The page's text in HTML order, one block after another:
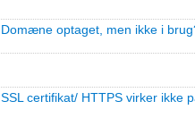
Domæne optaget, men ikke i
SSL certifikat/ HTTPS virker ikke